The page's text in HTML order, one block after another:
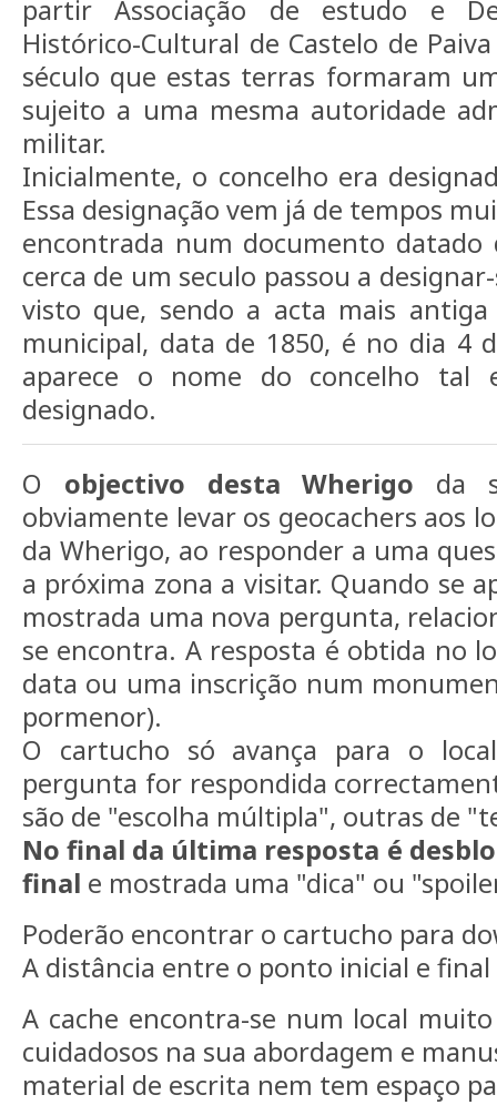
partir Associação de estudo e
Histórico-Cultural de Castelo de
século que estas terras formaram
sujeito a uma mesma autoridade
militar.
Inicialmente, o concelho era
Essa designação vem já de tempos
encontrada num documento datado
cerca de um seculo passou a designar-
visto que, sendo a acta mais
municipal, data de 1850, é no dia 4
aparece o nome do concelho tal
designado.
O objectivo desta Wherigo da
obviamente levar os geocachers aos
da Wherigo, ao responder a uma
a próxima zona a visitar. Quando se
mostrada uma nova pergunta,
se encontra. A resposta é obtida no
data ou uma inscrição num
pormenor).
O cartucho só avança para o
pergunta for respondida
são de "escolha múltipla", outras de
No final da última resposta é
final e mostrada uma "dica" ou
Poderão encontrar o cartucho para
A distância entre o ponto inicial e
A cache encontra-se num local
cuidadosos na sua abordagem e
material de escrita nem tem espaço